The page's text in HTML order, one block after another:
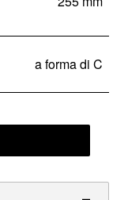
a forma di C